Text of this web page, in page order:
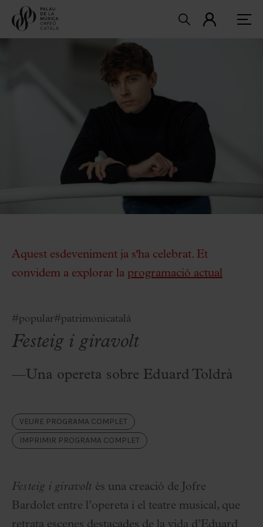
Aquest esdeveniment ja s'ha celebrat. Et
convidem a explorar la programació actual
#popular#patrimonicatalà
Festeig i giravolt
—Una opereta sobre Eduard Toldrà
VEURE PROGRAMA COMPLET
IMPRIMIR PROGRAMA COMPLET
Festeig i giravolt és una creació de Jofre
Bardolet entre l’opereta i el teatre musical, que
retrata escenes destacades de la vida d’Eduard